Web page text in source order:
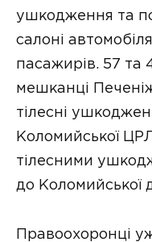
ушкодження та
салоні
пасажирів. 57 та
мешканці
тілесні
Коломийської
тілесними
до Коломийської
Правоохоронці